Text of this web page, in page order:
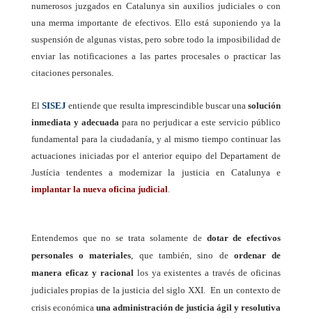
numerosos juzgados en Catalunya sin auxilios judiciales o con
una merma importante de efectivos.Ello está suponiendo ya la
suspensión de algunas vistas, pero sobre todo la imposibilidad de
enviar las notificaciones a las partes procesales o practicar las
citaciones personales.
El SISEJ entiende que resulta imprescindible buscar unasolución
inmediata y adecuadapara no perjudicar a este servicio público
fundamental para la ciudadanía, y al mismo tiempo continuar las
actuaciones iniciadas por el anterior equipo del Departament de
Justícia tendentes a modernizar la justicia en Catalunya e
implantar la nueva oficina judicial.
Entendemos que no se trata solamente de dotar de efectivos
personales o materiales, que también, sino de ordenar de
manera eficaz y racional los ya existentes a través de oficinas
judiciales propias de la justicia del siglo XXI. En un contexto de
crisis económica una administración de justicia ágil y resolutiva